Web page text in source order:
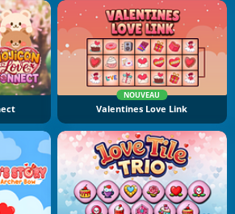
NOUVEAU
Valentines Love Link